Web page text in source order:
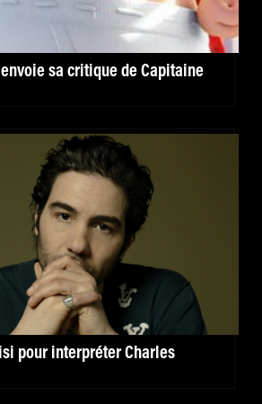
envoie sa critique de Capitaine
pour interpréter Charles